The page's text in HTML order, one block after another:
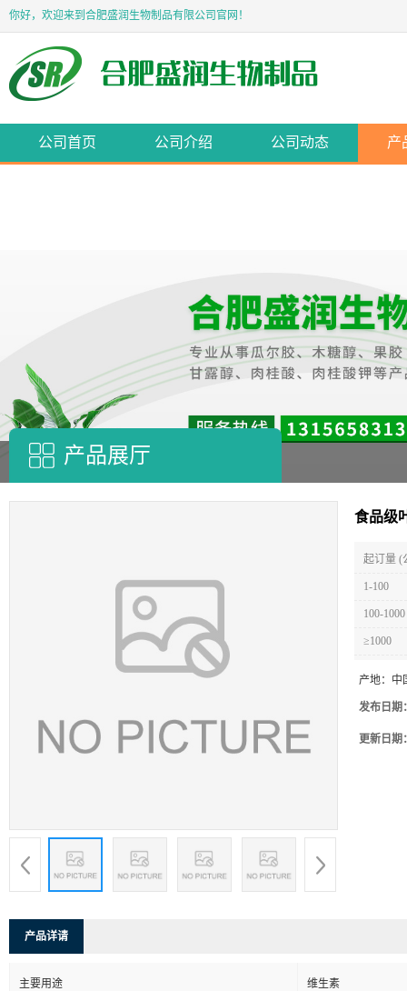
你好，欢迎来到合肥盛润生物制品有限公司官网！
公司首页 公司介绍 公司动态 产
产品展厅
食品级
起订量 (
1-100
100-1000
≥1000
产地： 中
发布日期
更新日期
产品详请
主要用途 维生素